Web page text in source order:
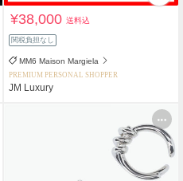
¥38,000送料込
関税負担なし
MM6 Maison Margiela
PREMIUM PERSONAL SHOPPER
JM Luxury